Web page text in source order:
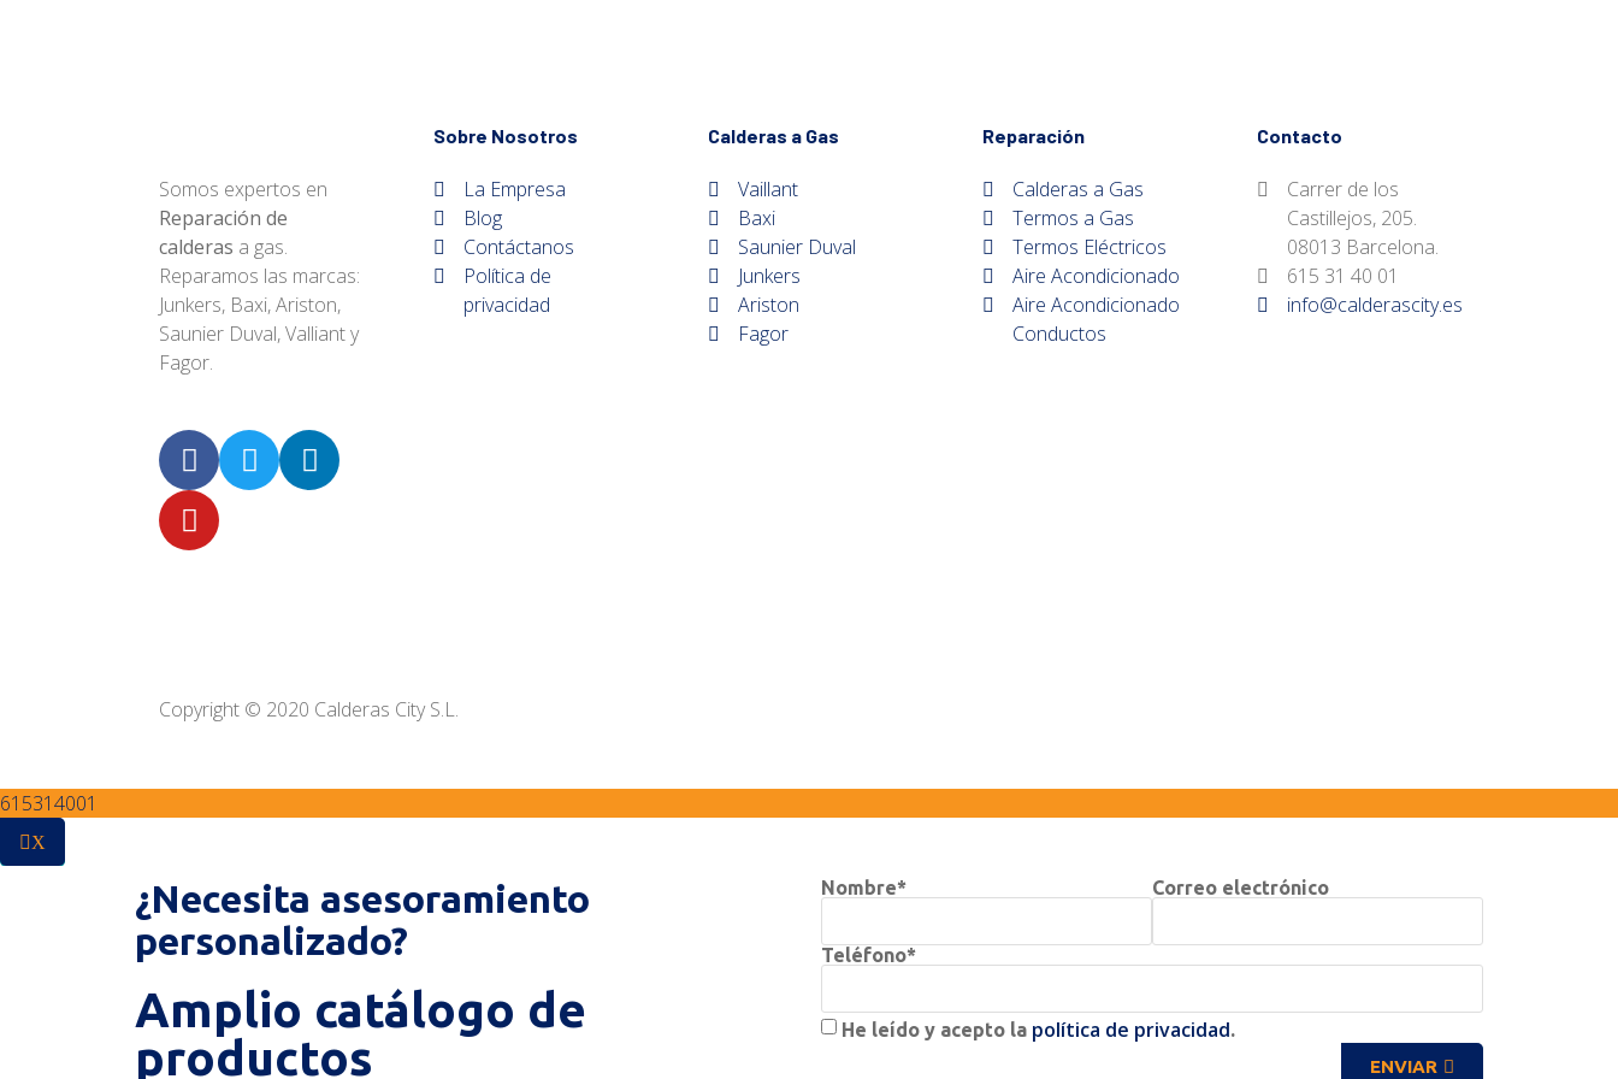
Somos expertos en
Reparación de
calderas a gas.
Reparamos las marcas:
Junkers, Baxi, Ariston,
Saunier Duval, Valliant y
Fagor.
Sobre Nosotros
La Empresa
Blog
Contáctanos
Política de
privacidad
Calderas a Gas
Vaillant
Baxi
Saunier Duval
Junkers
Ariston
Fagor
Reparación
Calderas a Gas
Termos a Gas
Termos Eléctricos
Aire Acondicionado
Aire Acondicionado
Conductos
Contacto
Carrer de los
Castillejos, 205.
08013 Barcelona.
615 31 40 01
info@calderascity.es
Copyright © 2020 Calderas City S.L.
615314001
X
¿Necesita asesoramiento
personalizado?
Amplio catálogo de
productos
Nombre* Correo electrónico
Teléfono*
He leído y acepto la política de privacidad.
ENVIAR